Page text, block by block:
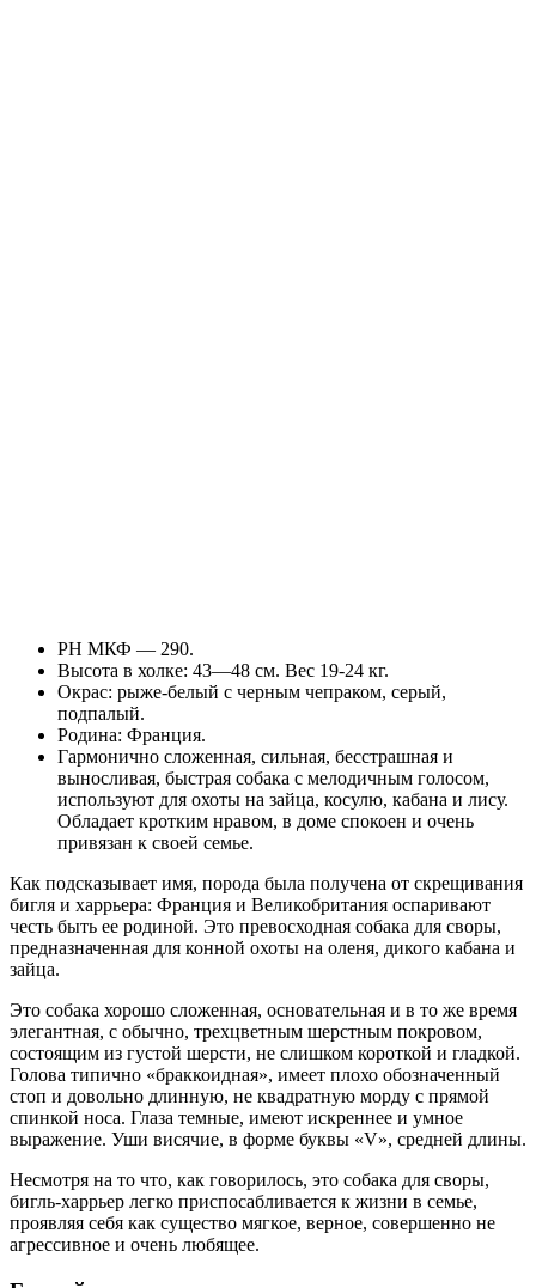
РН МКФ — 290.
Высота в холке: 43—48 см. Вес 19-24 кг.
Окрас: рыже-белый с черным чепраком, серый,
подпалый.
Родина: Франция.
Гармонично сложенная, сильная, бесстрашная и
выносливая, быстрая собака с мелодичным голосом,
используют для охоты на зайца, косулю, кабана и лису.
Обладает кротким нравом, в доме спокоен и очень
привязан к своей семье.
Как подсказывает имя, порода была получена от скрещивания
бигля и харрьера: Франция и Великобритания оспаривают
честь быть ее родиной. Это превосходная собака для своры,
предназначенная для конной охоты на оленя, дикого кабана и
зайца.
Это собака хорошо сложенная, основательная и в то же время
элегантная, с обычно, трехцветным шерстным покровом,
состоящим из густой шерсти, не слишком короткой и гладкой.
Голова типично «браккоидная», имеет плохо обозначенный
стоп и довольно длинную, не квадратную морду с прямой
спинкой носа. Глаза темные, имеют искреннее и умное
выражение. Уши висячие, в форме буквы «V», средней длины.
Несмотря на то что, как говорилось, это собака для своры,
бигль-харрьер легко приспосабливается к жизни в семье,
проявляя себя как существо мягкое, верное, совершенно не
агрессивное и очень любящее.